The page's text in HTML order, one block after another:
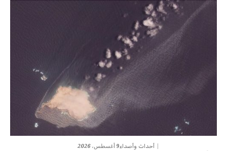
أحداث وأصداء9 أغسطس، 2026